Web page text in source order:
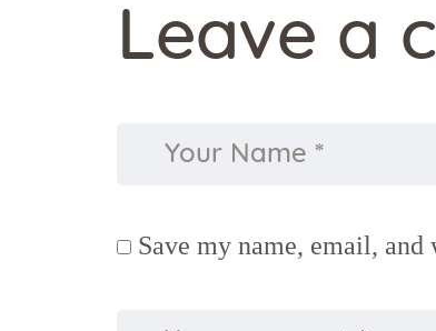
Leave a
Save my name, email,